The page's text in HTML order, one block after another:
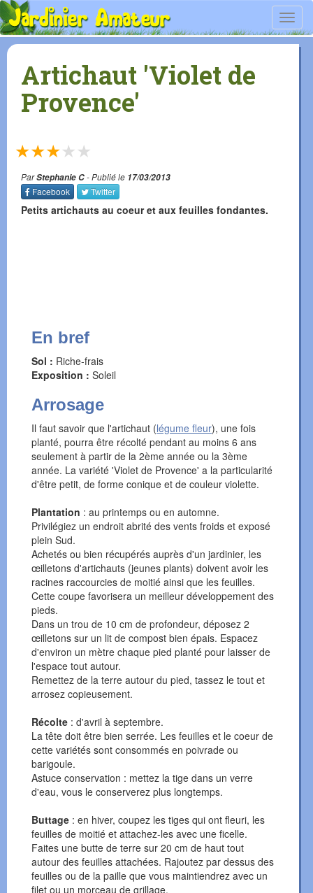
Artichaut 'Violet de
Provence'
★
★
★
★
★
ParStephanie C- Publié le 17/03/2013
Facebook
Twitter
Petits artichauts au coeur et aux feuilles fondantes.
En bref
Sol : Riche-frais
Exposition : Soleil
Arrosage
Il faut savoir que l'artichaut (légume fleur), une fois
planté, pourra être récolté pendant au moins 6 ans
seulement à partir de la 2ème année ou la 3ème
année. La variété 'Violet de Provence' a la particularité
d'être petit, de forme conique et de couleur violette.
Plantation : au printemps ou en automne.
Privilégiez un endroit abrité des vents froids et exposé
plein Sud.
Achetés ou bien récupérés auprès d'un jardinier, les
œilletons d'artichauts (jeunes plants) doivent avoir les
racines raccourcies de moitié ainsi que les feuilles.
Cette coupe favorisera un meilleur développement des
pieds.
Dans un trou de 10 cm de profondeur, déposez 2
œilletons sur un lit de compost bien épais. Espacez
d'environ un mètre chaque pied planté pour laisser de
l'espace tout autour.
Remettez de la terre autour du pied, tassez le tout et
arrosez copieusement.
Récolte : d'avril à septembre.
La tête doit être bien serrée. Les feuilles et le coeur de
cette variétés sont consommés en poivrade ou
barigoule.
Astuce conservation : mettez la tige dans un verre
d'eau, vous le conserverez plus longtemps.
Buttage : en hiver, coupez les tiges qui ont fleuri, les
feuilles de moitié et attachez-les avec une ficelle.
Faites une butte de terre sur 20 cm de haut tout
autour des feuilles attachées. Rajoutez par dessus des
feuilles ou de la paille que vous maintiendrez avec un
filet ou un morceau de grillage.